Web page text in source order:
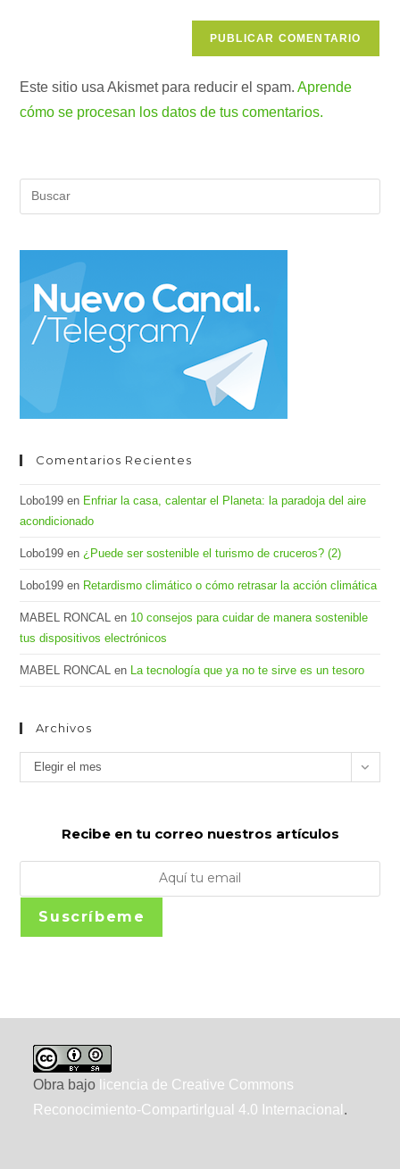
Este sitio usa Akismet para reducir el spam.Aprende
cómo se procesan los datos de tus comentarios.
Comentarios Recientes
Lobo199 en Enfriar la casa, calentar el Planeta: la paradoja del aire
acondicionado
Lobo199 en ¿Puede ser sostenible el turismo de cruceros? (2)
Lobo199 en Retardismo climático o cómo retrasar la acción climática
MABEL RONCAL en 10 consejos para cuidar de manera sostenible
tus dispositivos electrónicos
MABEL RONCAL en La tecnología que ya no te sirve es un tesoro
Archivos
Archivos
Elegir el mes
Recibe en tu correo nuestros artículos
Suscríbeme
Obra bajo licencia de Creative Commons
Reconocimiento-CompartirIgual 4.0 Internacional .